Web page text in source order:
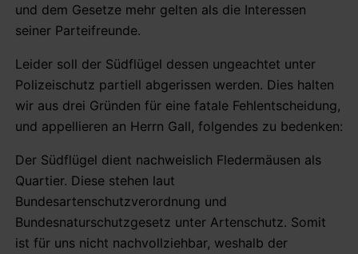
und dem Gesetze mehr gelten als die Interessen
seiner Parteifreunde.
Leider soll der Südflügel dessen ungeachtet unter
Polizeischutz partiell abgerissen werden. Dies halten
wir aus drei Gründen für eine fatale Fehlentscheidung,
und appellieren an Herrn Gall, folgendes zu bedenken:
Der Südflügel dient nachweislich Fledermäusen als
Quartier. Diese stehen laut
Bundesartenschutzverordnung und
Bundesnaturschutzgesetz unter Artenschutz. Somit
ist für uns nicht nachvollziehbar, weshalb der